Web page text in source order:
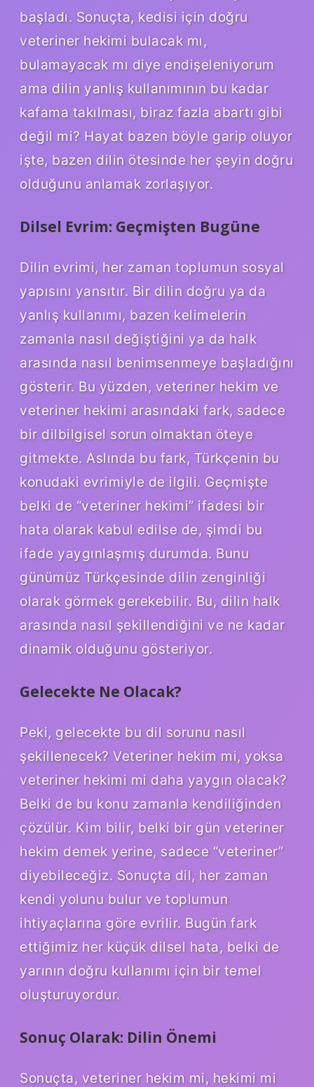
başladı. Sonuçta, kedisi için doğru
veteriner hekimi bulacak mı,
bulamayacak mı diye endişeleniyorum
ama dilin yanlış kullanımının bu kadar
kafama takılması, biraz fazla abartı gibi
değil mi? Hayat bazen böyle garip oluyor
işte, bazen dilin ötesinde her şeyin doğru
olduğunu anlamak zorlaşıyor.
Dilsel Evrim: Geçmişten Bugüne
Dilin evrimi, her zaman toplumun sosyal
yapısını yansıtır. Bir dilin doğru ya da
yanlış kullanımı, bazen kelimelerin
zamanla nasıl değiştiğini ya da halk
arasında nasıl benimsenmeye başladığını
gösterir. Bu yüzden, veteriner hekim ve
veteriner hekimi arasındaki fark, sadece
bir dilbilgisel sorun olmaktan öteye
gitmekte. Aslında bu fark, Türkçenin bu
konudaki evrimiyle de ilgili. Geçmişte
belki de “veteriner hekimi” ifadesi bir
hata olarak kabul edilse de, şimdi bu
ifade yaygınlaşmış durumda. Bunu
günümüz Türkçesinde dilin zenginliği
olarak görmek gerekebilir. Bu, dilin halk
arasında nasıl şekillendiğini ve ne kadar
dinamik olduğunu gösteriyor.
Gelecekte Ne Olacak?
Peki, gelecekte bu dil sorunu nasıl
şekillenecek? Veteriner hekim mi, yoksa
veteriner hekimi mi daha yaygın olacak?
Belki de bu konu zamanla kendiliğinden
çözülür. Kim bilir, belki bir gün veteriner
hekim demek yerine, sadece “veteriner”
diyebileceğiz. Sonuçta dil, her zaman
kendi yolunu bulur ve toplumun
ihtiyaçlarına göre evrilir. Bugün fark
ettiğimiz her küçük dilsel hata, belki de
yarının doğru kullanımı için bir temel
oluşturuyordur.
Sonuç Olarak: Dilin Önemi
Sonuçta, veteriner hekim mi, hekimi mi